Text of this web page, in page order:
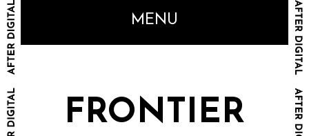
MENU
FRONTIER